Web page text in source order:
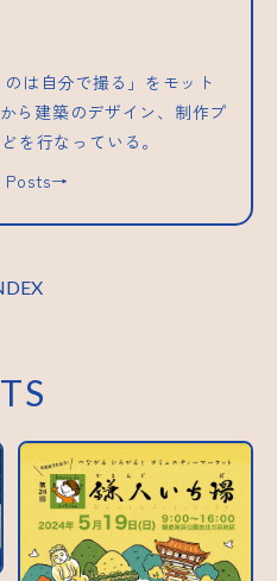
は自分で撮る」をモット
ら建築のデザイン、制作プ
を行なっている。
Posts→